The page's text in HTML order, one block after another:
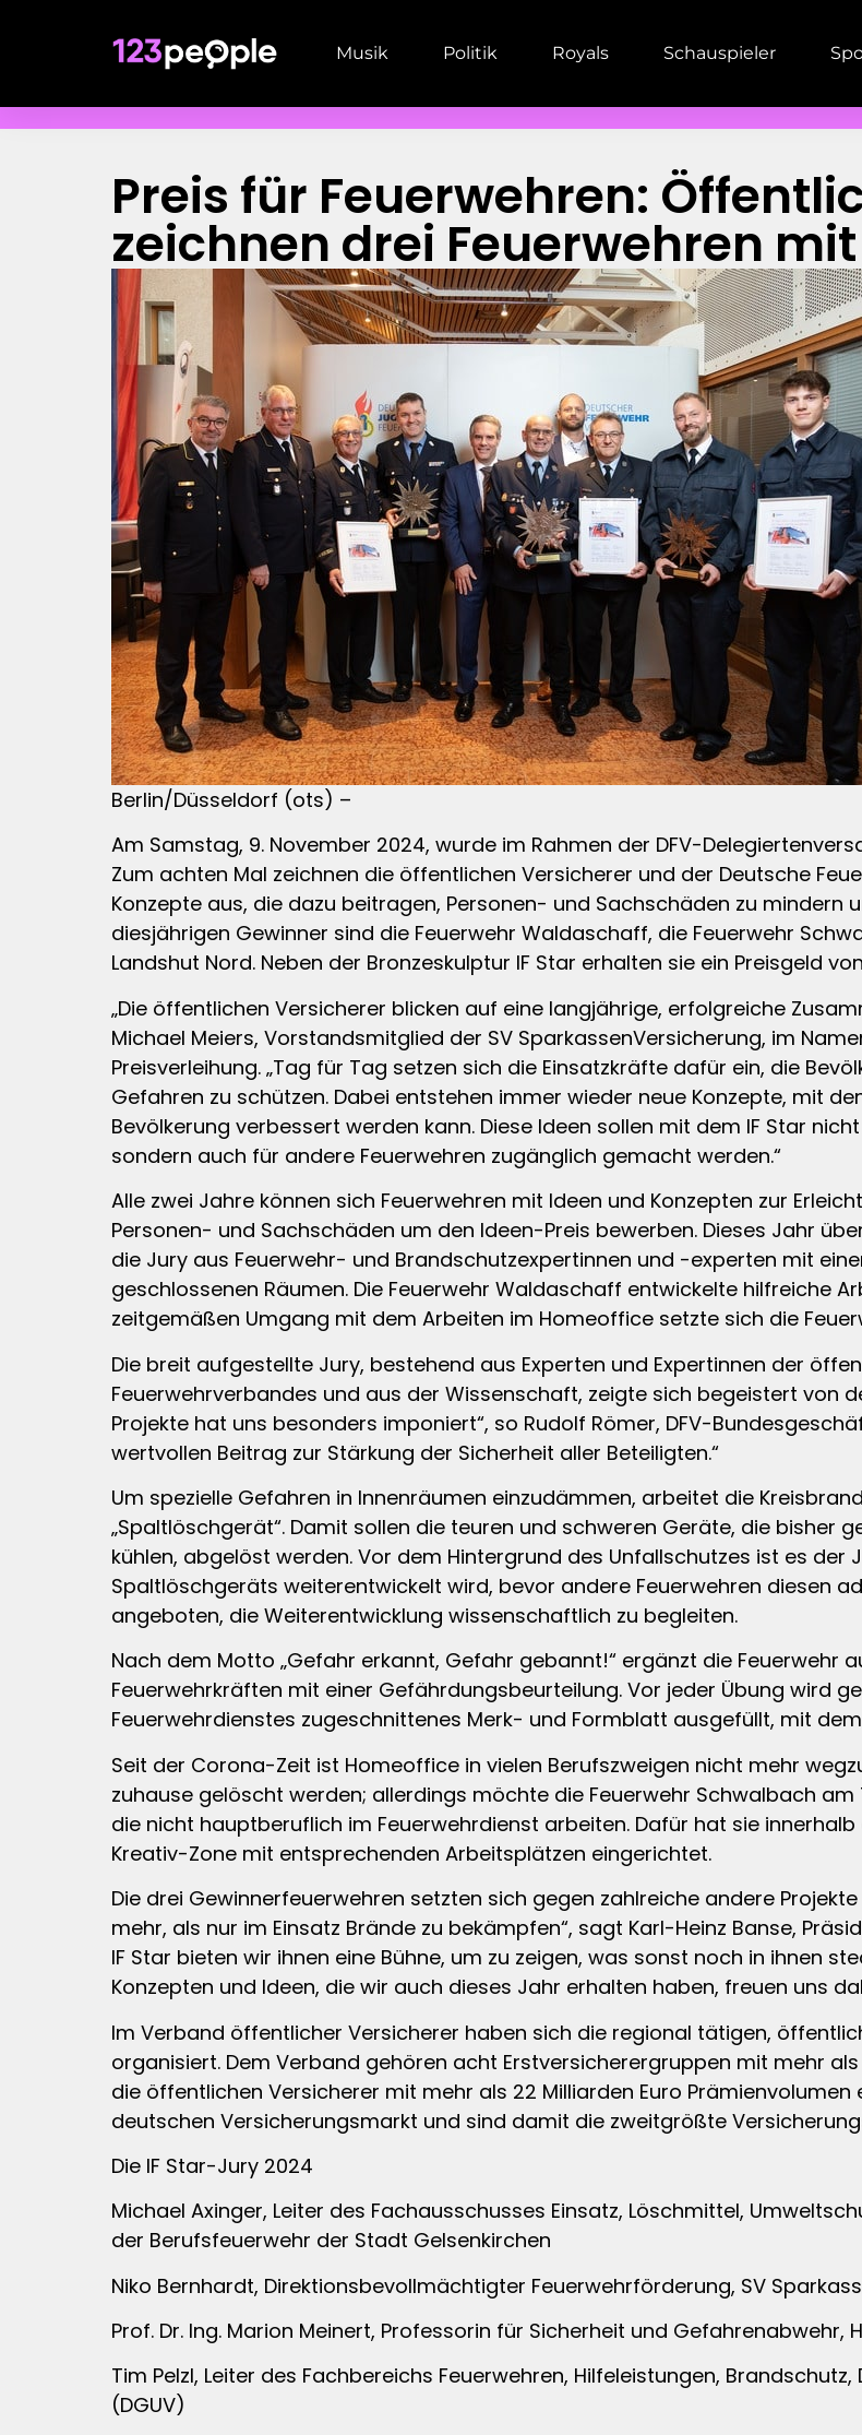
Musik Politik Royals Schauspieler
Preis für Feuerwehren:
zeichnen drei Feuerwehren mit
Berlin/Düsseldorf (ots) –
Am Samstag, 9. November 2024, wurde im Rahmen der DFV-
Zum achten Mal zeichnen die öffentlichen Versicherer und der Deutsche
Konzepte aus, die dazu beitragen, Personen- und Sachschäden zu mindern
diesjährigen Gewinner sind die Feuerwehr Waldaschaff, die Feuerwehr
Landshut Nord. Neben der Bronzeskulptur IF Star erhalten sie ein Preisgeld von
„Die öffentlichen Versicherer blicken auf eine langjährige, erfolgreiche
Michael Meiers, Vorstandsmitglied der SV SparkassenVersicherung, im
Preisverleihung. „Tag für Tag setzen sich die Einsatzkräfte dafür ein, die
Gefahren zu schützen. Dabei entstehen immer wieder neue Konzepte, mit
Bevölkerung verbessert werden kann. Diese Ideen sollen mit dem IF Star
sondern auch für andere Feuerwehren zugänglich gemacht werden.“
Alle zwei Jahre können sich Feuerwehren mit Ideen und Konzepten zur
Personen- und Sachschäden um den Ideen-Preis bewerben. Dieses Jahr
die Jury aus Feuerwehr- und Brandschutzexpertinnen und -experten mit
geschlossenen Räumen. Die Feuerwehr Waldaschaff entwickelte hilfreiche
zeitgemäßen Umgang mit dem Arbeiten im Homeoffice setzte sich die
Die breit aufgestellte Jury, bestehend aus Experten und Expertinnen der
Feuerwehrverbandes und aus der Wissenschaft, zeigte sich begeistert von
Projekte hat uns besonders imponiert“, so Rudolf Römer, DFV-
wertvollen Beitrag zur Stärkung der Sicherheit aller Beteiligten.“
Um spezielle Gefahren in Innenräumen einzudämmen, arbeitet die
„Spaltlöschgerät“. Damit sollen die teuren und schweren Geräte, die bisher
kühlen, abgelöst werden. Vor dem Hintergrund des Unfallschutzes ist es der
Spaltlöschgeräts weiterentwickelt wird, bevor andere Feuerwehren diesen
angeboten, die Weiterentwicklung wissenschaftlich zu begleiten.
Nach dem Motto „Gefahr erkannt, Gefahr gebannt!“ ergänzt die Feuerwehr
Feuerwehrkräften mit einer Gefährdungsbeurteilung. Vor jeder Übung wird
Feuerwehrdienstes zugeschnittenes Merk- und Formblatt ausgefüllt, mit
Seit der Corona-Zeit ist Homeoffice in vielen Berufszweigen nicht mehr
zuhause gelöscht werden; allerdings möchte die Feuerwehr Schwalbach
die nicht hauptberuflich im Feuerwehrdienst arbeiten. Dafür hat sie
Kreativ-Zone mit entsprechenden Arbeitsplätzen eingerichtet.
Die drei Gewinnerfeuerwehren setzten sich gegen zahlreiche andere
mehr, als nur im Einsatz Brände zu bekämpfen“, sagt Karl-Heinz Banse,
IF Star bieten wir ihnen eine Bühne, um zu zeigen, was sonst noch in ihnen
Konzepten und Ideen, die wir auch dieses Jahr erhalten haben, freuen uns
Im Verband öffentlicher Versicherer haben sich die regional tätigen,
organisiert. Dem Verband gehören acht Erstversicherergruppen mit mehr
die öffentlichen Versicherer mit mehr als 22 Milliarden Euro Prämienvolumen
deutschen Versicherungsmarkt und sind damit die zweitgrößte
Die IF Star-Jury 2024
Michael Axinger, Leiter des Fachausschusses Einsatz, Löschmittel,
der Berufsfeuerwehr der Stadt Gelsenkirchen
Niko Bernhardt, Direktionsbevollmächtigter Feuerwehrförderung, SV
Prof. Dr. Ing. Marion Meinert, Professorin für Sicherheit und Gefahrenabwehr,
Tim Pelzl, Leiter des Fachbereichs Feuerwehren, Hilfeleistungen,
(DGUV)